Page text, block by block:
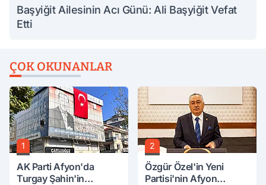
Başyiğit Ailesinin Acı Günü: Ali Başyiğit Vefat
Etti
ÇOK OKUNANLAR
1
AK Parti Afyon'da
Turgay Şahin'in
2
Özgür Özel'in Yeni
Partisi'nin Afyon